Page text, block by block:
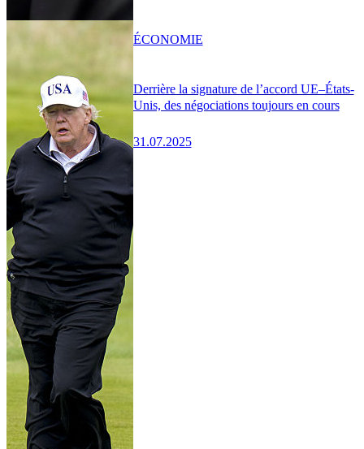
Derrière la signature de l’accord UE–États-
Unis, des négociations toujours en cours
31.07.2025
ÉCONOMIE